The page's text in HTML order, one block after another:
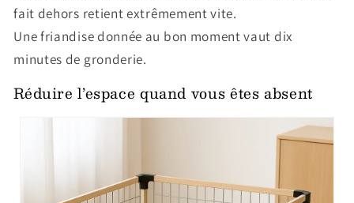
fait dehors retient extrêmement vite.
Une friandise donnée au bon moment vaut dix
minutes de gronderie.
Réduire l’espace quand vous êtes absent